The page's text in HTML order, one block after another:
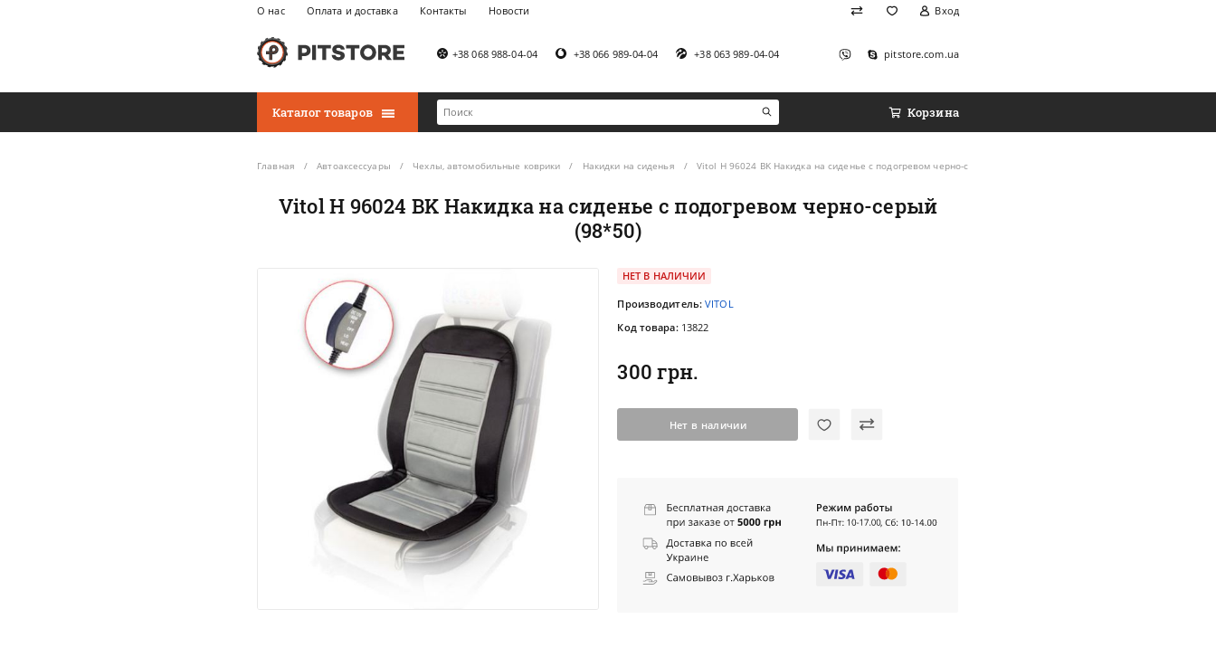
О нас Оплата и доставка Контакты Новости Вход
+38 068 988-04-04 +38 066 989-04-04 +38 063 989-04-04 pitstore.com.ua
Каталог товаров Корзина
Главная Автоаксессуары Чехлы, автомобильные коврики Накидки на сиденья Vitol H 96024 BK Накидка на сиденье с подогревом черно-серый (98*50)
Vitol H 96024 BK Накидка на сиденье с подогревом черно-серый
(98*50)
НЕТ В НАЛИЧИИ
Производитель:VITOL
Код товара: 13822
300 грн.
Нет в наличии